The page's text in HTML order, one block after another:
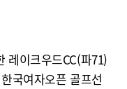
레이크우드CC(파71)
국여자오픈 골프선